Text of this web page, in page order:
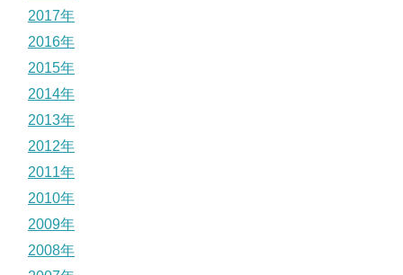
2017年
2016年
2015年
2014年
2013年
2012年
2011年
2010年
2009年
2008年